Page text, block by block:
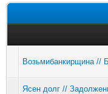
Возьмибанкирщина //
Ясен долг //